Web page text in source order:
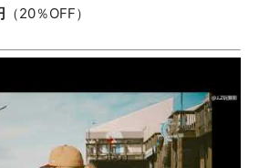
（20％OFF）